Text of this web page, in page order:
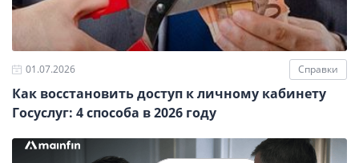
01.07.2026 Справки
Как восстановить доступ к личному кабинету
Госуслуг: 4 способа в 2026 году